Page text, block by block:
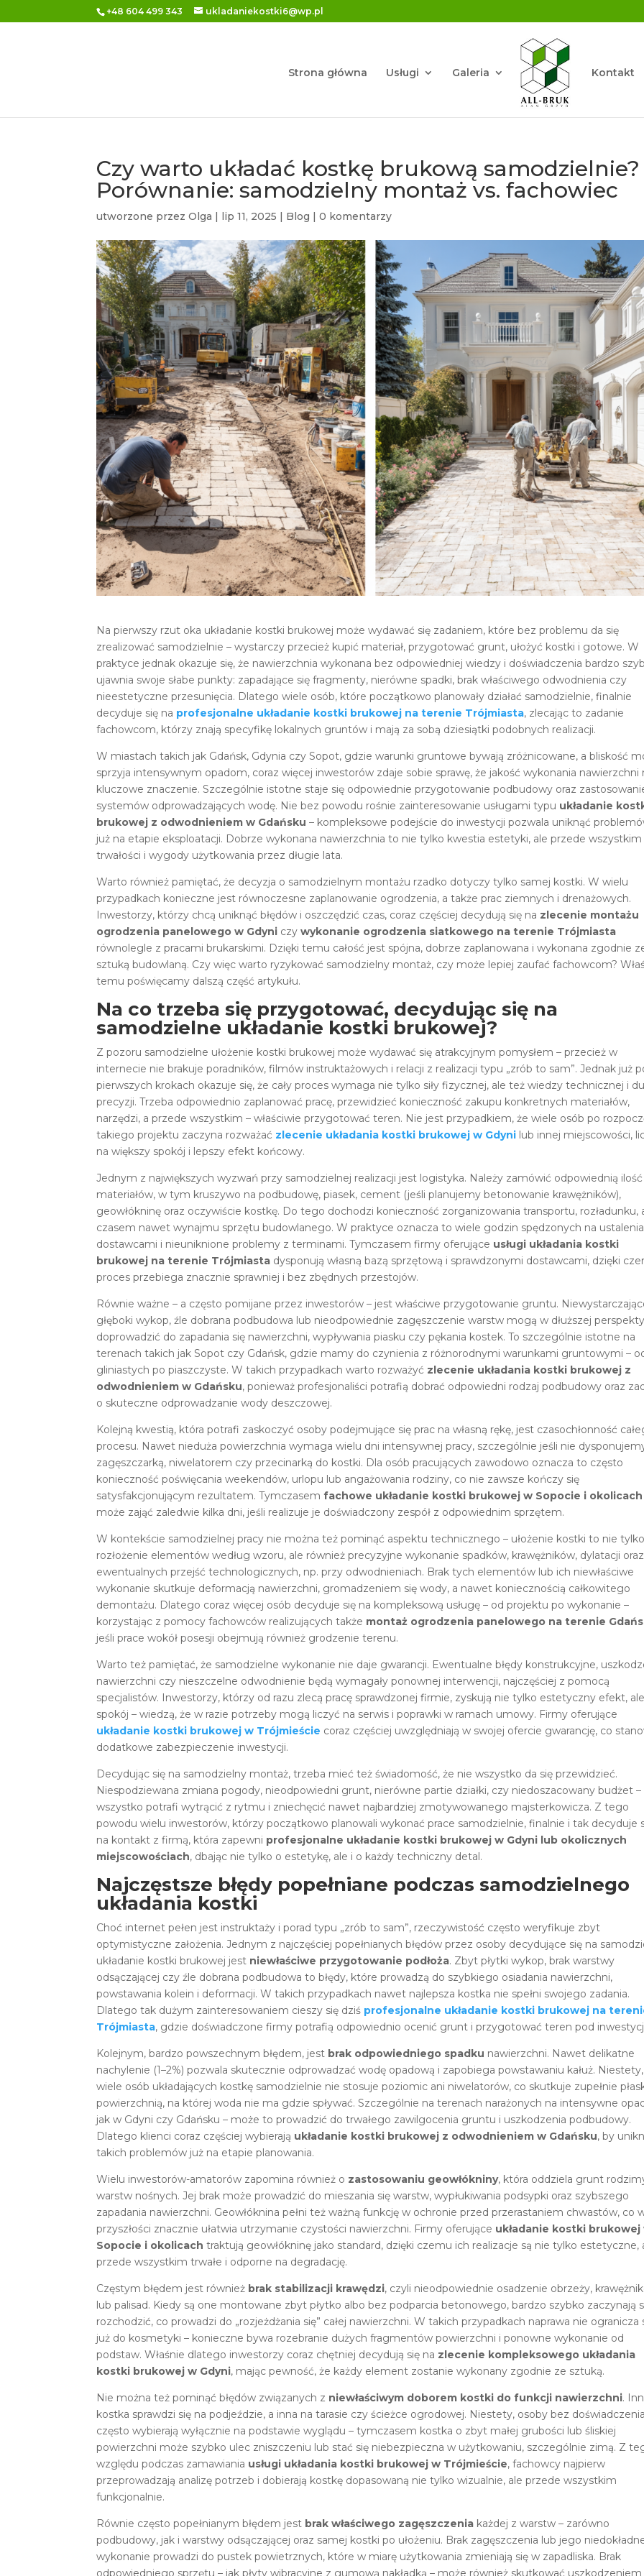
+48 604 499 343 ukladaniekostki6@wp.pl
Strona główna Usługi Galeria Kontakt
Czy warto układać kostkę brukową samodzielnie?
Porównanie: samodzielny montaż vs. fachowiec
utworzone przezOlga | lip 11, 2025 | Blog |0 komentarzy
Na pierwszy rzut oka układanie kostki brukowej może wydawać się zadaniem, które bez problemu da się
zrealizować samodzielnie – wystarczy przecież kupić materiał, przygotować grunt, ułożyć kostki i gotowe. W
praktyce jednak okazuje się, że nawierzchnia wykonana bez odpowiedniej wiedzy i doświadczenia bardzo
ujawnia swoje słabe punkty: zapadające się fragmenty, nierówne spadki, brak właściwego odwodnienia czy
nieestetyczne przesunięcia. Dlatego wiele osób, które początkowo planowały działać samodzielnie, finalnie
decyduje się na profesjonalne układanie kostki brukowej na terenie Trójmiasta, zlecając to zadanie
fachowcom, którzy znają specyfikę lokalnych gruntów i mają za sobą dziesiątki podobnych realizacji.
W miastach takich jak Gdańsk, Gdynia czy Sopot, gdzie warunki gruntowe bywają zróżnicowane, a bliskość
sprzyja intensywnym opadom, coraz więcej inwestorów zdaje sobie sprawę, że jakość wykonania nawierzchni
kluczowe znaczenie. Szczególnie istotne staje się odpowiednie przygotowanie podbudowy oraz
systemów odprowadzających wodę. Nie bez powodu rośnie zainteresowanie usługami typu układanie
brukowej z odwodnieniem w Gdańsku – kompleksowe podejście do inwestycji pozwala uniknąć
już na etapie eksploatacji. Dobrze wykonana nawierzchnia to nie tylko kwestia estetyki, ale przede wszystkim
trwałości i wygody użytkowania przez długie lata.
Warto również pamiętać, że decyzja o samodzielnym montażu rzadko dotyczy tylko samej kostki. W wielu
przypadkach konieczne jest równoczesne zaplanowanie ogrodzenia, a także prac ziemnych i drenażowych.
Inwestorzy, którzy chcą uniknąć błędów i oszczędzić czas, coraz częściej decydują się na zlecenie montażu
ogrodzenia panelowego w Gdyni czywykonanie ogrodzenia siatkowego na terenie Trójmiasta
równolegle z pracami brukarskimi. Dzięki temu całość jest spójna, dobrze zaplanowana i wykonana zgodnie
sztuką budowlaną. Czy więc warto ryzykować samodzielny montaż, czy może lepiej zaufać fachowcom?
temu poświęcamy dalszą część artykułu.
Na co trzeba się przygotować, decydując się na
samodzielne układanie kostki brukowej?
Z pozoru samodzielne ułożenie kostki brukowej może wydawać się atrakcyjnym pomysłem – przecież w
internecie nie brakuje poradników, filmów instruktażowych i relacji z realizacji typu „zrób to sam”. Jednak już
pierwszych krokach okazuje się, że cały proces wymaga nie tylko siły fizycznej, ale też wiedzy technicznej i
precyzji. Trzeba odpowiednio zaplanować pracę, przewidzieć konieczność zakupu konkretnych materiałów,
narzędzi, a przede wszystkim – właściwie przygotować teren. Nie jest przypadkiem, że wiele osób po
takiego projektu zaczyna rozważać zlecenie układania kostki brukowej w Gdyni lub innej miejscowości,
na większy spokój i lepszy efekt końcowy.
Jednym z największych wyzwań przy samodzielnej realizacji jest logistyka. Należy zamówić odpowiednią ilość
materiałów, w tym kruszywo na podbudowę, piasek, cement (jeśli planujemy betonowanie krawężników),
geowłókninę oraz oczywiście kostkę. Do tego dochodzi konieczność zorganizowania transportu, rozładunku,
czasem nawet wynajmu sprzętu budowlanego. W praktyce oznacza to wiele godzin spędzonych na
dostawcami i nieuniknione problemy z terminami. Tymczasem firmy oferujące usługi układania kostki
brukowej na terenie Trójmiasta dysponują własną bazą sprzętową i sprawdzonymi dostawcami, dzięki
proces przebiega znacznie sprawniej i bez zbędnych przestojów.
Równie ważne – a często pomijane przez inwestorów – jest właściwe przygotowanie gruntu.
głęboki wykop, źle dobrana podbudowa lub nieodpowiednie zagęszczenie warstw mogą w dłuższej
doprowadzić do zapadania się nawierzchni, wypływania piasku czy pękania kostek. To szczególnie istotne na
terenach takich jak Sopot czy Gdańsk, gdzie mamy do czynienia z różnorodnymi warunkami gruntowymi –
gliniastych po piaszczyste. W takich przypadkach warto rozważyć zlecenie układania kostki brukowej z
odwodnieniem w Gdańsku, ponieważ profesjonaliści potrafią dobrać odpowiedni rodzaj podbudowy oraz
o skuteczne odprowadzanie wody deszczowej.
Kolejną kwestią, która potrafi zaskoczyć osoby podejmujące się prac na własną rękę, jest czasochłonność
procesu. Nawet nieduża powierzchnia wymaga wielu dni intensywnej pracy, szczególnie jeśli nie
zagęszczarką, niwelatorem czy przecinarką do kostki. Dla osób pracujących zawodowo oznacza to często
konieczność poświęcania weekendów, urlopu lub angażowania rodziny, co nie zawsze kończy się
satysfakcjonującym rezultatem. Tymczasemfachowe układanie kostki brukowej w Sopocie i okolicach
może zająć zaledwie kilka dni, jeśli realizuje je doświadczony zespół z odpowiednim sprzętem.
W kontekście samodzielnej pracy nie można też pominąć aspektu technicznego – ułożenie kostki to nie tylko
rozłożenie elementów według wzoru, ale również precyzyjne wykonanie spadków, krawężników, dylatacji oraz
ewentualnych przejść technologicznych, np. przy odwodnieniach. Brak tych elementów lub ich niewłaściwe
wykonanie skutkuje deformacją nawierzchni, gromadzeniem się wody, a nawet koniecznością całkowitego
demontażu. Dlatego coraz więcej osób decyduje się na kompleksową usługę – od projektu po wykonanie –
korzystając z pomocy fachowców realizujących także montaż ogrodzenia panelowego na terenie
jeśli prace wokół posesji obejmują również grodzenie terenu.
Warto też pamiętać, że samodzielne wykonanie nie daje gwarancji. Ewentualne błędy konstrukcyjne,
nawierzchni czy nieszczelne odwodnienie będą wymagały ponownej interwencji, najczęściej z pomocą
specjalistów. Inwestorzy, którzy od razu zlecą pracę sprawdzonej firmie, zyskują nie tylko estetyczny efekt,
spokój – wiedzą, że w razie potrzeby mogą liczyć na serwis i poprawki w ramach umowy. Firmy oferujące
układanie kostki brukowej w Trójmieście coraz częściej uwzględniają w swojej ofercie gwarancję, co
dodatkowe zabezpieczenie inwestycji.
Decydując się na samodzielny montaż, trzeba mieć też świadomość, że nie wszystko da się przewidzieć.
Niespodziewana zmiana pogody, nieodpowiedni grunt, nierówne partie działki, czy niedoszacowany budżet –
wszystko potrafi wytrącić z rytmu i zniechęcić nawet najbardziej zmotywowanego majsterkowicza. Z tego
powodu wielu inwestorów, którzy początkowo planowali wykonać prace samodzielnie, finalnie i tak decyduje
na kontakt z firmą, która zapewni profesjonalne układanie kostki brukowej w Gdyni lub okolicznych
miejscowościach, dbając nie tylko o estetykę, ale i o każdy techniczny detal.
Najczęstsze błędy popełniane podczas samodzielnego
układania kostki
Choć internet pełen jest instruktaży i porad typu „zrób to sam”, rzeczywistość często weryfikuje zbyt
optymistyczne założenia. Jednym z najczęściej popełnianych błędów przez osoby decydujące się na
układanie kostki brukowej jest niewłaściwe przygotowanie podłoża. Zbyt płytki wykop, brak warstwy
odsączającej czy źle dobrana podbudowa to błędy, które prowadzą do szybkiego osiadania nawierzchni,
powstawania kolein i deformacji. W takich przypadkach nawet najlepsza kostka nie spełni swojego zadania.
Dlatego tak dużym zainteresowaniem cieszy się dziś profesjonalne układanie kostki brukowej na
Trójmiasta, gdzie doświadczone firmy potrafią odpowiednio ocenić grunt i przygotować teren pod
Kolejnym, bardzo powszechnym błędem, jest brak odpowiedniego spadku nawierzchni. Nawet delikatne
nachylenie (1–2%) pozwala skutecznie odprowadzać wodę opadową i zapobiega powstawaniu kałuż. Niestety,
wiele osób układających kostkę samodzielnie nie stosuje poziomic ani niwelatorów, co skutkuje zupełnie
powierzchnią, na której woda nie ma gdzie spływać. Szczególnie na terenach narażonych na intensywne
jak w Gdyni czy Gdańsku – może to prowadzić do trwałego zawilgocenia gruntu i uszkodzenia podbudowy.
Dlatego klienci coraz częściej wybierają układanie kostki brukowej z odwodnieniem w Gdańsku, by
takich problemów już na etapie planowania.
Wielu inwestorów-amatorów zapomina również o zastosowaniu geowłókniny, która oddziela grunt
warstw nośnych. Jej brak może prowadzić do mieszania się warstw, wypłukiwania podsypki oraz szybszego
zapadania nawierzchni. Geowłóknina pełni też ważną funkcję w ochronie przed przerastaniem chwastów, co
przyszłości znacznie ułatwia utrzymanie czystości nawierzchni. Firmy oferujące układanie kostki brukowej
Sopocie i okolicach traktują geowłókninę jako standard, dzięki czemu ich realizacje są nie tylko estetyczne,
przede wszystkim trwałe i odporne na degradację.
Częstym błędem jest również brak stabilizacji krawędzi, czyli nieodpowiednie osadzenie obrzeży,
lub palisad. Kiedy są one montowane zbyt płytko albo bez podparcia betonowego, bardzo szybko zaczynają
rozchodzić, co prowadzi do „rozjeżdżania się” całej nawierzchni. W takich przypadkach naprawa nie ogranicza
już do kosmetyki – konieczne bywa rozebranie dużych fragmentów powierzchni i ponowne wykonanie od
podstaw. Właśnie dlatego inwestorzy coraz chętniej decydują się na zlecenie kompleksowego układania
kostki brukowej w Gdyni, mając pewność, że każdy element zostanie wykonany zgodnie ze sztuką.
Nie można też pominąć błędów związanych z niewłaściwym doborem kostki do funkcji nawierzchni.
kostka sprawdzi się na podjeździe, a inna na tarasie czy ścieżce ogrodowej. Niestety, osoby bez doświadczenia
często wybierają wyłącznie na podstawie wyglądu – tymczasem kostka o zbyt małej grubości lub śliskiej
powierzchni może szybko ulec zniszczeniu lub stać się niebezpieczna w użytkowaniu, szczególnie zimą. Z
względu podczas zamawiania usługi układania kostki brukowej w Trójmieście, fachowcy najpierw
przeprowadzają analizę potrzeb i dobierają kostkę dopasowaną nie tylko wizualnie, ale przede wszystkim
funkcjonalnie.
Równie często popełnianym błędem jest brak właściwego zagęszczenia każdej z warstw – zarówno
podbudowy, jak i warstwy odsączającej oraz samej kostki po ułożeniu. Brak zagęszczenia lub jego
wykonanie prowadzi do pustek powietrznych, które w miarę użytkowania zmieniają się w zapadliska. Brak
odpowiedniego sprzętu – jak płyty wibracyjne z gumową nakładką – może również skutkować uszkodzeniem